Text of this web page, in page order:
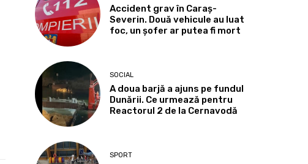
Accident grav în Caraș-
Severin. Două vehicule au luat
foc, un șofer ar putea fi mort
SOCIAL
A doua barjă a ajuns pe fundul
Dunării. Ce urmează pentru
Reactorul 2 de la Cernavodă
SPORT